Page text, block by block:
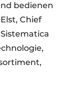
bedienen
Chief